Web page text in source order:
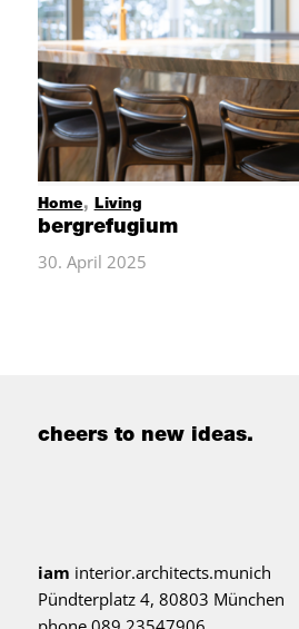
Home, Living
bergrefugium
30. April 2025
cheers to new ideas.
iam interior.architects.munich
Pündterplatz 4, 80803 München